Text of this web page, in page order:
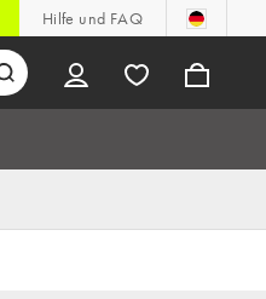
Hilfe und FAQ